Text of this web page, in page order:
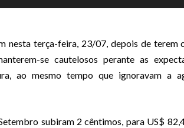
nesta terça-feira, 23/07, depois de terem
se cautelosos perante as
ao mesmo tempo que ignoravam a
subiram 2 cêntimos, para US$